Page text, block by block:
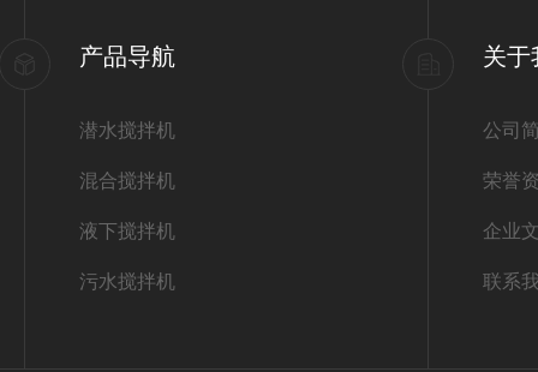
产品导航
潜水搅拌机
混合搅拌机
液下搅拌机
污水搅拌机
关于
公司
荣誉
企业
联系